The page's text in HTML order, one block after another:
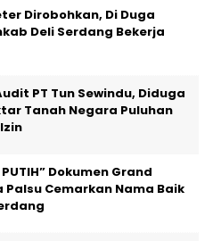
Dirobohkan, Di Duga
Deli Serdang Bekerja
PT Tun Sewindu, Diduga
Tanah Negara Puluhan
Dokumen Grand
Palsu Cemarkan Nama Baik